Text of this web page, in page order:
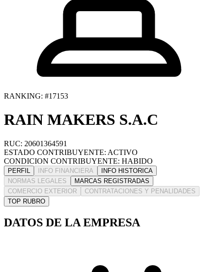
RANKING: #17153
RAIN MAKERS S.A.C
RUC: 20601364591
ESTADO CONTRIBUYENTE: ACTIVO
CONDICION CONTRIBUYENTE: HABIDO
PERFIL INFO FINANCIERA
INFO HISTORICA
NORMAS LEGALES
MARCAS REGISTRADAS
COMERCIO EXTERIOR
CONTRATACIONES Y PENALIDADES
TOP RUBRO
DATOS DE LA EMPRESA